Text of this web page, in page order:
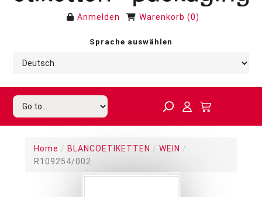
Anmelden Warenkorb (0)
Sprache auswählen
Home / BLANCOETIKETTEN / WEIN /
R109254/002